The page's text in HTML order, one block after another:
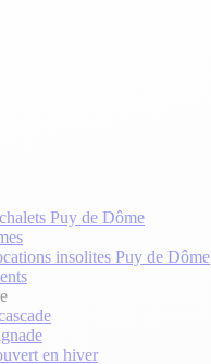
Puy de Dôme
insolites Puy de Dôme
en hiver